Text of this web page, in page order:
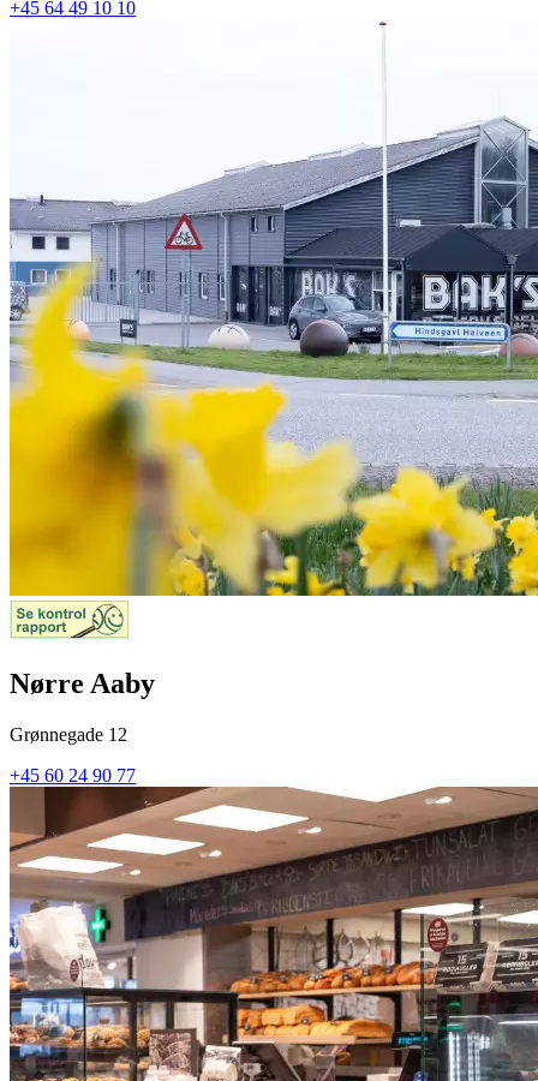
+45 64 49 10 10
Nørre Aaby
Grønnegade 12
+45 60 24 90 77